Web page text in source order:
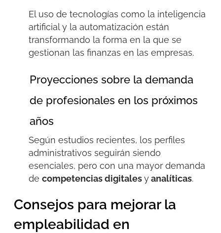
El uso de tecnologías como la inteligencia
artificial y la automatización están
transformando la forma en la que se
gestionan las finanzas en las empresas.
Proyecciones sobre la demanda
de profesionales en los próximos
años
Según estudios recientes, los perfiles
administrativos seguirán siendo
esenciales, pero con una mayor demanda
de competencias digitalesyanalíticas.
Consejos para mejorar la
empleabilidad en